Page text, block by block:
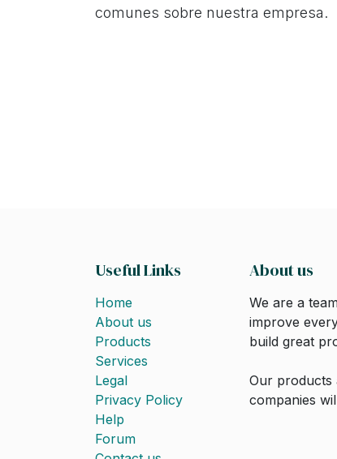
comunes sobre nuestra empresa.
Useful Links
Home
About us
Products
Services
Legal
Privacy Policy
Help
Forum
About us
We are a
improve
build great
Our products
companies